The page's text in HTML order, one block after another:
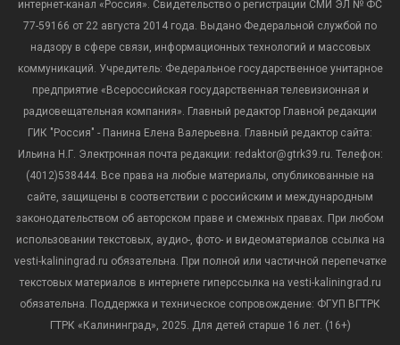
интернет-канал «Россия». Свидетельство о регистрации СМИ ЭЛ № ФС
77-59166 от 22 августа 2014 года. Выдано Федеральной службой по
надзору в сфере связи, информационных технологий и массовых
коммуникаций. Учредитель: Федеральное государственное унитарное
предприятие «Всероссийская государственная телевизионная и
радиовещательная компания». Главный редактор Главной редакции
ГИК "Россия" - Панина Елена Валерьевна. Главный редактор сайта:
Ильина Н.Г. Электронная почта редакции: redaktor@gtrk39.ru. Телефон:
(4012)538444. Все права на любые материалы, опубликованные на
сайте, защищены в соответствии с российским и международным
законодательством об авторском праве и смежных правах. При любом
использовании текстовых, аудио-, фото- и видеоматериалов ссылка на
vesti-kaliningrad.ru обязательна. При полной или частичной перепечатке
текстовых материалов в интернете гиперссылка на vesti-kaliningrad.ru
обязательна. Поддержка и техническое сопровождение: ФГУП ВГТРК
ГТРК «Калининград», 2025. Для детей старше 16 лет. (16+)